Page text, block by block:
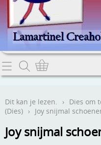
Home
Contact
Webwinkel
Dit kan je lezen. › Dies om
(Dies) › Joy snijmal
Joy snijmal